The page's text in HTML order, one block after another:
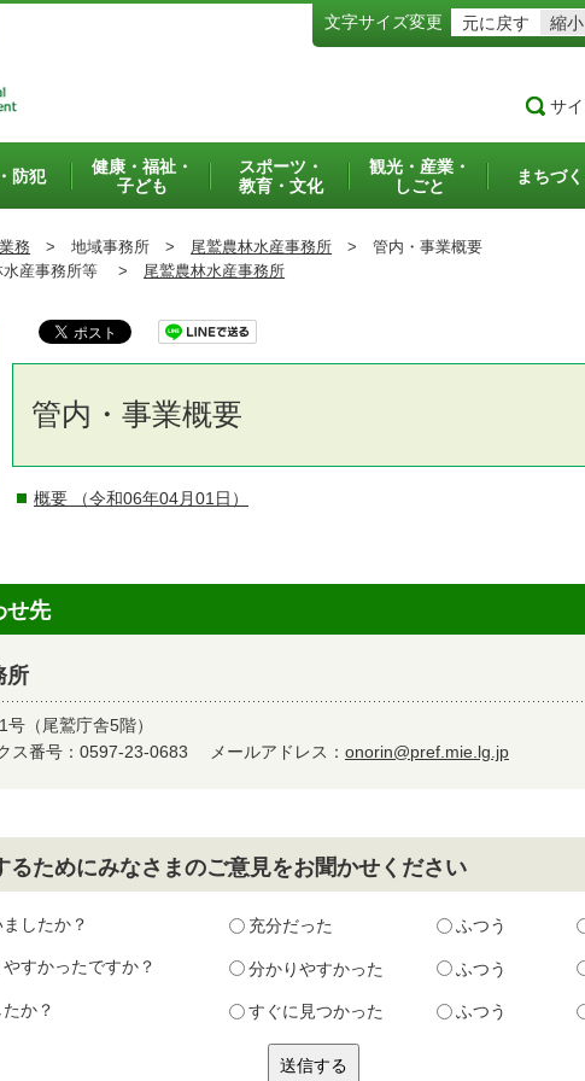
文字サイズ変更 元に戻す 縮小
サ
防犯
健康・福祉・
子ども
スポーツ・
教育・文化
観光・産業・
しごと
まちづく
務 > 地域事務所 > 尾鷲農林水産事務所 > 管内・事業概要
産事務所等 > 尾鷲農林水産事務所
管内・事業概要
概要 （令和06年04月01日）
せ先
所
（尾鷲庁舎5階）
ス番号：0597-23-0683 メールアドレス： onorin@pref.mie.lg.jp
るためにみなさまのご意見をお聞かせください
したか？ 充分だった ふつう
すかったですか？ 分かりやすかった ふつう
か？ すぐに見つかった ふつう